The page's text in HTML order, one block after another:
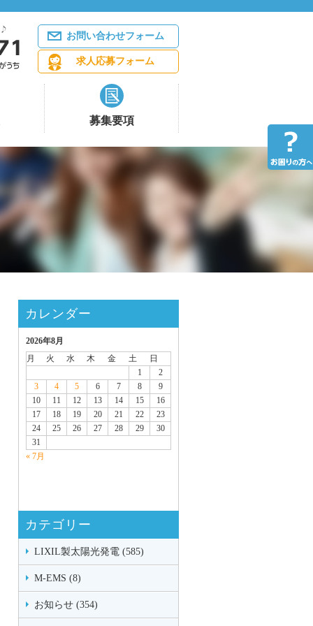
お問い合わせフォーム
求人応募フォーム
募集要項
カレンダー
2026年8月
月
火 水 木 金 土
日
1
2
3
4 5 6 7 8
9
10
11 12 13 14 15
16
17
18 19 20 21 22
23
24
25 26 27 28 29
30
31
« 7月
カテゴリー
LIXIL製太陽光発電 (585)
M-EMS (8)
お知らせ (354)